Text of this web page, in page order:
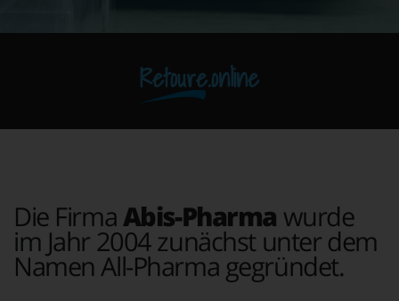
Retoure.online
Die Firma Abis-Pharma wurde
im Jahr 2004 zunächst unter dem
Namen All-Pharma gegründet.